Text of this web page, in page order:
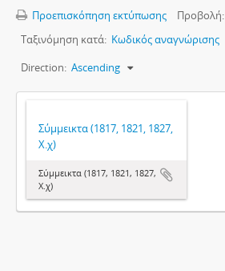
Προεπισκόπηση εκτύπωσης
Προβολή:
Ταξινόμηση κατά: Κωδικός αναγνώρισης
Direction: Ascending
Σύμμεικτα (1817, 1821, 1827,
Χ.χ)
Σύμμεικτα (1817, 1821, 1827,
Χ.χ)